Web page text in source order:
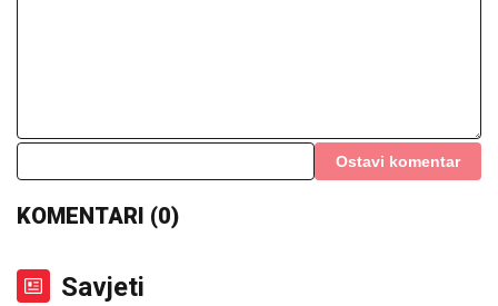
Ostavi komentar
KOMENTARI (0)
Savjeti